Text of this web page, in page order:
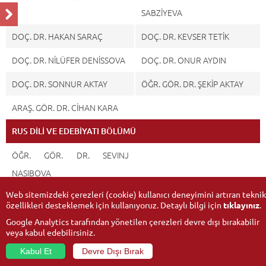
SABZİYEVA
DOÇ. DR. HAKAN SARAÇ
DOÇ. DR. KEVSER TETİK
DOÇ. DR. NİLÜFER DENİSSOVA
DOÇ. DR. ONUR AYDIN
DOÇ. DR. SONNUR AKTAY
ÖĞR. GÖR. DR. ŞEKİP AKTAY
ARAŞ. GÖR. DR. CİHAN KARA
RUS DİLİ VE EDEBİYATI BÖLÜMÜ
ÖĞR. GÖR. DR. SEVINJ
NASIBOVA
Web sitemizdeki çerezleri (cookie) kullanıcı deneyimini artıran teknik
özellikleri desteklemek için kullanıyoruz. Detaylı bilgi için tıklayınız.
Google Analytics tarafından yönetilen çerezleri devre dışı bırakabilir
veya kabul edebilirsiniz.
Kabul Et
Devre Dışı Bırak
© 2026Anadolu Üniversitesi- Tüm hakları saklıdır.